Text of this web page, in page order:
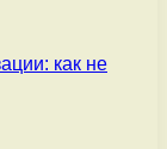
как не